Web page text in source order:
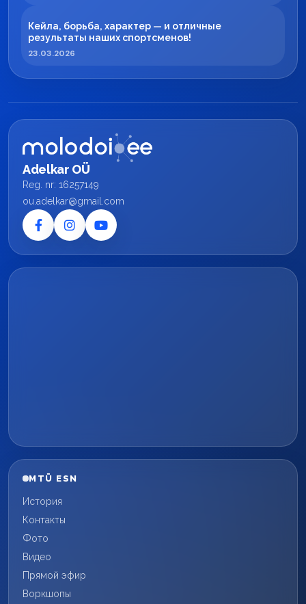
Кейла, борьба, характер — и отличные
результаты наших спортсменов!
23.03.2026
Adelkar OÜ
Reg. nr: 16257149
ou.adelkar@gmail.com
MTÜ ESN
История
Контакты
Фото
Видео
Прямой эфир
Воркшопы